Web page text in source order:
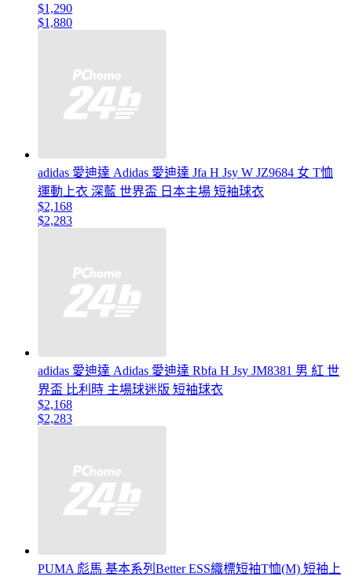
$1,290
$1,880
adidas 愛迪達 Adidas 愛迪達 Jfa H Jsy W JZ9684 女 T恤
運動上衣 深藍 世界盃 日本主場 短袖球衣
$2,168
$2,283
adidas 愛迪達 Adidas 愛迪達 Rbfa H Jsy JM8381 男 紅 世
界盃 比利時 主場球迷版 短袖球衣
$2,168
$2,283
PUMA 彪馬 基本系列Better ESS織標短袖T恤(M) 短袖上